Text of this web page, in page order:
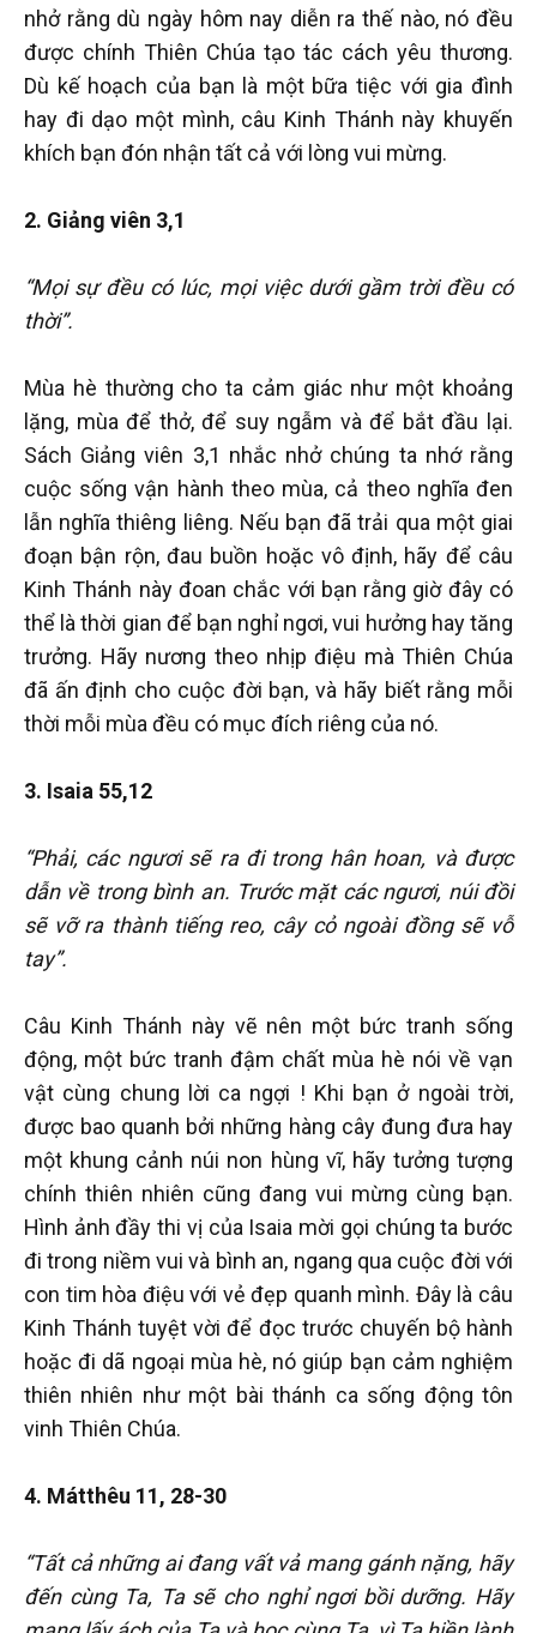
nhở rằng dù ngày hôm nay diễn ra thế nào, nó đều
được chính Thiên Chúa tạo tác cách yêu thương.
Dù kế hoạch của bạn là một bữa tiệc với gia đình
hay đi dạo một mình, câu Kinh Thánh này khuyến
khích bạn đón nhận tất cả với lòng vui mừng.
2. Giảng viên 3,1
“Mọi sự đều có lúc, mọi việc dưới gầm trời đều có
thời”.
Mùa hè thường cho ta cảm giác như một khoảng
lặng, mùa để thở, để suy ngẫm và để bắt đầu lại.
Sách Giảng viên 3,1 nhắc nhở chúng ta nhớ rằng
cuộc sống vận hành theo mùa, cả theo nghĩa đen
lẫn nghĩa thiêng liêng. Nếu bạn đã trải qua một giai
đoạn bận rộn, đau buồn hoặc vô định, hãy để câu
Kinh Thánh này đoan chắc với bạn rằng giờ đây có
thể là thời gian để bạn nghỉ ngơi, vui hưởng hay tăng
trưởng. Hãy nương theo nhịp điệu mà Thiên Chúa
đã ấn định cho cuộc đời bạn, và hãy biết rằng mỗi
thời mỗi mùa đều có mục đích riêng của nó.
3. Isaia 55,12
“Phải, các ngươi sẽ ra đi trong hân hoan, và được
dẫn về trong bình an. Trước mặt các ngươi, núi đồi
sẽ vỡ ra thành tiếng reo, cây cỏ ngoài đồng sẽ vỗ
tay”.
Câu Kinh Thánh này vẽ nên một bức tranh sống
động, một bức tranh đậm chất mùa hè nói về vạn
vật cùng chung lời ca ngợi ! Khi bạn ở ngoài trời,
được bao quanh bởi những hàng cây đung đưa hay
một khung cảnh núi non hùng vĩ, hãy tưởng tượng
chính thiên nhiên cũng đang vui mừng cùng bạn.
Hình ảnh đầy thi vị của Isaia mời gọi chúng ta bước
đi trong niềm vui và bình an, ngang qua cuộc đời với
con tim hòa điệu với vẻ đẹp quanh mình. Đây là câu
Kinh Thánh tuyệt vời để đọc trước chuyến bộ hành
hoặc đi dã ngoại mùa hè, nó giúp bạn cảm nghiệm
thiên nhiên như một bài thánh ca sống động tôn
vinh Thiên Chúa.
4. Mátthêu 11, 28-30
“Tất cả những ai đang vất vả mang gánh nặng, hãy
đến cùng Ta, Ta sẽ cho nghỉ ngơi bồi dưỡng. Hãy